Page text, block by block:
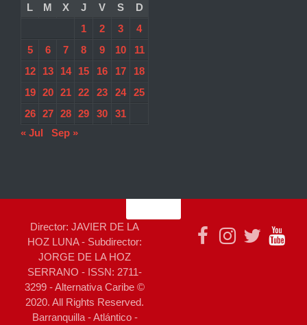
L
M X J V S
D
1
2 3
4
5
6 7 8 9 10
11
12
13 14 15 16 17
18
19
20 21 22 23 24
25
26
27 28 29 30
31
« Jul
Sep »
Director: JAVIER DE LA
HOZ LUNA - Subdirector:
JORGE DE LA HOZ
SERRANO - ISSN: 2711-
3299 - Alternativa Caribe ©
2020. All Rights Reserved.
Barranquilla - Atlántico -